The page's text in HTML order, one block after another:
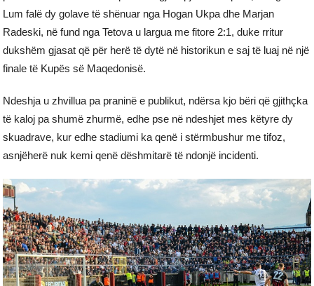
Lum falë dy golave të shënuar nga Hogan Ukpa dhe Marjan
Radeski, në fund nga Tetova u largua me fitore 2:1, duke rritur
dukshëm gjasat që për herë të dytë në historikun e saj të luaj në një
finale të Kupës së Maqedonisë.
Ndeshja u zhvillua pa praninë e publikut, ndërsa kjo bëri që gjithçka
të kaloj pa shumë zhurmë, edhe pse në ndeshjet mes këtyre dy
skuadrave, kur edhe stadiumi ka qenë i stërmbushur me tifoz,
asnjëherë nuk kemi qenë dëshmitarë të ndonjë incidenti.